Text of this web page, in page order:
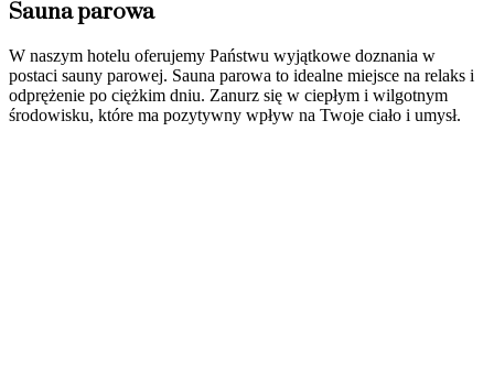
Sauna parowa
W naszym hotelu oferujemy Państwu wyjątkowe doznania w
postaci sauny parowej. Sauna parowa to idealne miejsce na relaks i
odprężenie po ciężkim dniu. Zanurz się w ciepłym i wilgotnym
środowisku, które ma pozytywny wpływ na Twoje ciało i umysł.